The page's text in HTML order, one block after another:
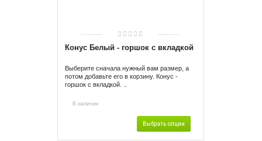
Конус Белый - горшок с вкладкой
Выберите сначала нужный вам размер, а
потом добавьте его в корзину. Конус -
горшок с вкладкой. ..
В наличии
Выбрать опции